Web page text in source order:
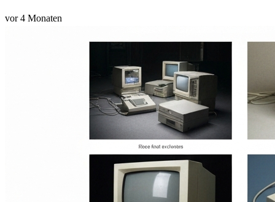
vor 4 Monaten